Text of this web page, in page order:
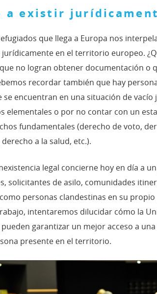
a existir
que llega a Europa nos
en el territorio europeo.
no logran obtener documentación o
recordar también que hay
se encuentran en una situación de
elementales o por no contar con un
fundamentales (derecho de voto,
a la salud, etc.).
legal concierne hoy en día a
solicitantes de asilo, comunidades
personas clandestinas en su propio
intentaremos dilucidar cómo la
garantizar un mejor acceso a
presente en el territorio.